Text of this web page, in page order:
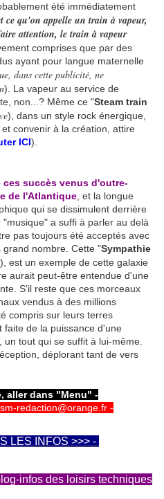
été immédiatement
ce qu'on appelle un train à vapeur,
attention, le train à vapeur
comprises que par des
ayant pour langue maternelle
dans cette publicité, ne
). La vapeur au service de
non...? Même ce "Steam train
), dans un style rock énergique,
convenir à la création, attire
ICI).
succès venus d'outre-
de l'Atlantique , et la longue
qui se dissimulent derrière
a suffi à parler au delà
pas toujours été acceptés avec
grand nombre. Cette "Sympathie
), est un exemple de cette galaxie
aurait peut-être entendue d'une
S'il reste que ces morceaux
vendus à des millions
compris sur leurs terres
faite de la puissance d'une
tout qui se suffit à lui-même.
déplorant tant de vers
aller dans "Menu" -
redaction@orange.fr -
LES INFOS >>> -
infos des loisirs techniques